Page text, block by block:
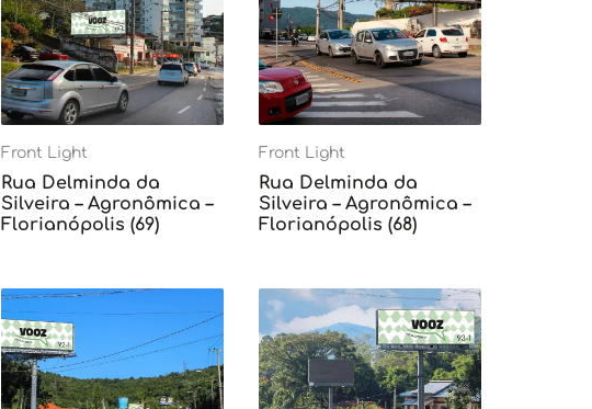
Front Light
Rua Delminda da
Silveira – Agronômica –
Florianópolis (69)
Front Light
Rua Delminda da
Silveira – Agronômica –
Florianópolis (68)